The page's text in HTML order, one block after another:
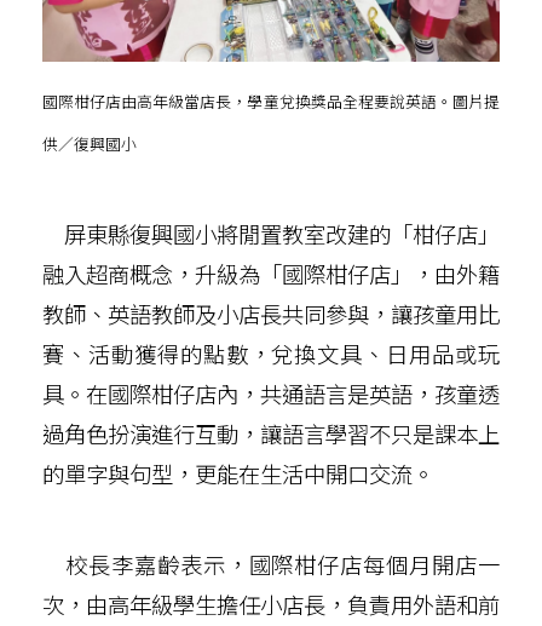
國際柑仔店由高年級當店長，學童兌換獎品全程要說英語。圖片提
供／復興國小
屏東縣復興國小將閒置教室改建的「柑仔店」
融入超商概念，升級為「國際柑仔店」，由外籍
教師、英語教師及小店長共同參與，讓孩童用比
賽、活動獲得的點數，兌換文具、日用品或玩
具。在國際柑仔店內，共通語言是英語，孩童透
過角色扮演進行互動，讓語言學習不只是課本上
的單字與句型，更能在生活中開口交流。
校長李嘉齡表示，國際柑仔店每個月開店一
次，由高年級學生擔任小店長，負責用外語和前